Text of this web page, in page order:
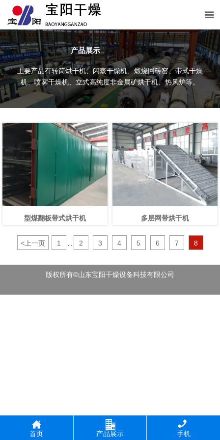

产品展示
主要产品有转筒烘干机、闪蒸干燥机、煅烧回砖窑、带式干燥
机、喷雾干燥机、立式高纯度非金属矿烘干机、热风炉等。
型煤翻板带式烘干机 多层网带烘干机
<上一页 1 2 3 4 5 6 7 8
版权所有©山东宝阳干燥设备科技有限公司

首页

产品展示

手机